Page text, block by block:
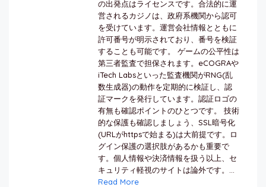
の出発点はライセンスです。合法的に運
営されるカジノは、政府系機関から認可
を受けています。運営会社情報とともに
許可番号が明示されており、番号を検証
することも可能です。 ゲームの公平性は
第三者監査で担保されます。eCOGRAや
iTech Labsといった監査機関がRNG(乱
数生成器)の動作を定期的に検証し、認
証マークを発行しています。認証ロゴの
有無も確認ポイントのひとつです。 技術
的な保護も確認しましょう、SSL暗号化
(URLがhttpsで始まる)は大前提です。ロ
グイン保護の選択肢があるかも重要で
す。個人情報や決済情報を扱う以上、セ
キュリティ軽視のサイトは論外です。...
Read More